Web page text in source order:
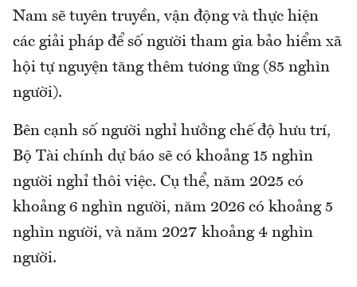
Nam sẽ tuyên truyền, vận động và thực hiện
các giải pháp để số người tham gia bảo hiểm xã
hội tự nguyện tăng thêm tương ứng (85 nghìn
người).
Bên cạnh số người nghỉ hưởng chế độ hưu trí,
Bộ Tài chính dự báo sẽ có khoảng 15 nghìn
người nghỉ thôi việc. Cụ thể, năm 2025 có
khoảng 6 nghìn người, năm 2026 có khoảng 5
nghìn người, và năm 2027 khoảng 4 nghìn
người.